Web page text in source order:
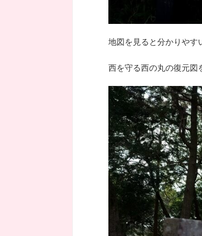
地図を見ると分かりやす
西を守る西の丸の復元図